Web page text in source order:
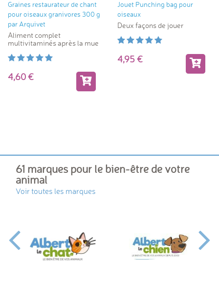
Graines restaurateur de chant
pour oiseaux granivores 300 g
par Arquivet
Aliment complet
multivitaminés après la mue
4,60
Jouet Punching bag pour
oiseaux
Deux façons de jouer
4,95
61 marques pour le bien-être de votre
animal
Voir toutes les marques